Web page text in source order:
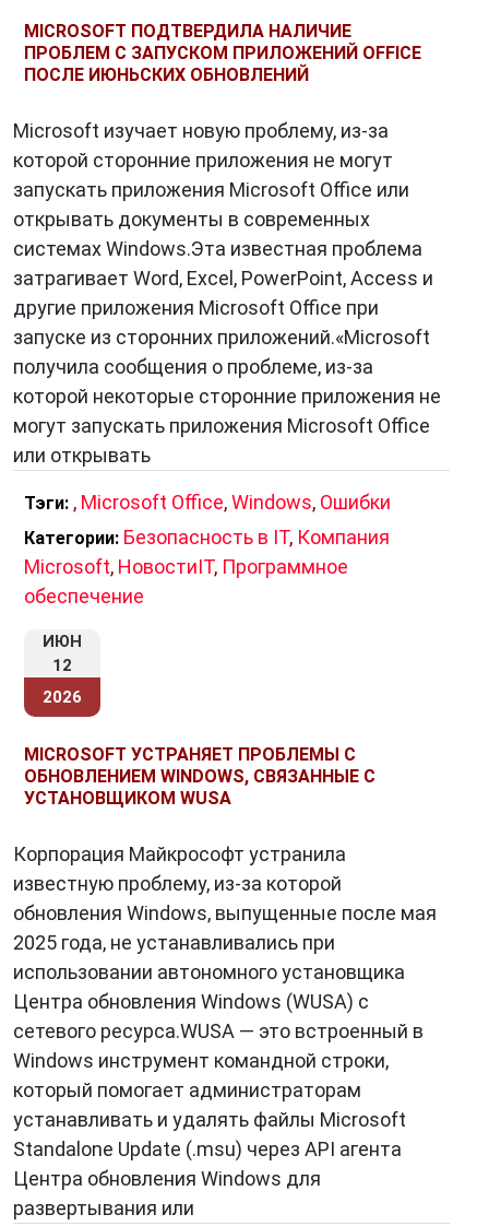
программе или из-за сбоя в оборудовании.
Непредвиденные обстоятельства
обстоятельств. Например, человек может
допустить ошибку при выполнении задачи,
если его внезапно прервали или если он
столкнулся с неожиданной ситуацией.
Классификация ошибок
Ошибкиможно классифицировать по разным
признакам. Наиболее распространенная
классификация ошибок основана на их
природе. В соответствии с этой
классификацией ошибки делятся на
Технические ошибки. Технические ошибки
возникают из-за неисправности
оборудования или программного
производственным браком, износом
оборудования, ошибками в
программировании или другими причинами.
возникают из-за неверного алгоритма или
некорректной логики. Они могут быть
недостаточным знанием предмета или
другими причинами.
Ошибки человеческого фактора . Ошибки
человеческого фактора возникают из-за
незнания, невнимательности, усталости,
стресса или других факторов, связанных с
человеком.
Последствия ошибок
Ошибкимогут иметь различные
последствия. В некоторых случаях ошибки
могут быть безобидными и не иметь никаких
MICROSOFT ПОДТВЕРДИЛА НАЛИЧИЕ
ПРОБЛЕМ С ЗАПУСКОМ ПРИЛОЖЕНИЙ OFFICE
ПОСЛЕ ИЮНЬСКИХ ОБНОВЛЕНИЙ
Microsoft изучает новую проблему, из-за
которой сторонние приложения не могут
запускать приложения Microsoft Office или
открывать документы в современных
системах Windows.Эта известная проблема
затрагивает Word, Excel, PowerPoint, Access и
другие приложения Microsoft Office при
запуске из сторонних приложений.«Microsoft
получила сообщения о проблеме, из-за
которой некоторые сторонние приложения не
могут запускать приложения Microsoft Office
или открывать
Тэги: , Microsoft Office,Windows, Ошибки
Категории: Безопасность в IT, Компания
Microsoft, НовостиIT, Программное
обеспечение
ИЮН
12
2026
MICROSOFT УСТРАНЯЕТ ПРОБЛЕМЫ С
ОБНОВЛЕНИЕМ WINDOWS, СВЯЗАННЫЕ С
УСТАНОВЩИКОМ WUSA
Корпорация Майкрософт устранила
известную проблему, из-за которой
обновления Windows, выпущенные после мая
2025 года, не устанавливались при
использовании автономного установщика
Центра обновления Windows (WUSA) с
сетевого ресурса.WUSA — это встроенный в
Windows инструмент командной строки,
который помогает администраторам
устанавливать и удалять файлы Microsoft
Standalone Update (.msu) через API агента
Центра обновления Windows для
развертывания или